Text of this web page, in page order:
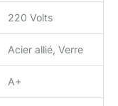
220 Volts
Acier allié, Verre
A+